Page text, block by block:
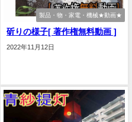
製品・物・家電・機械★動画★
斫りの様子[ 著作権無料動画 ]
2022年11月12日